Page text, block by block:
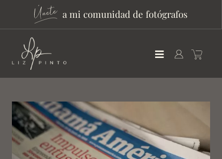
a mi comunidad de fotógrafos